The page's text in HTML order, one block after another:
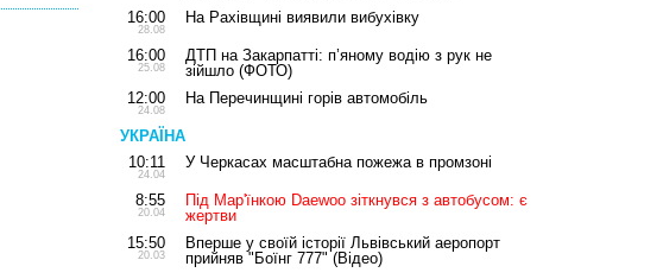
16:00
28.08
На Рахівщині виявили вибухівку
16:00
25.08
ДТП на Закарпатті: п’яному водію з рук не
зійшло (ФОТО)
12:00
24.08
На Перечинщині горів автомобіль
УКРАЇНА
10:11
24.04
У Черкасах масштабна пожежа в промзоні
8:55
20.04
Під Мар'їнкою Daewoo зіткнувся з автобусом: є
жертви
15:50
20.03
Вперше у своїй історії Львівський аеропорт
прийняв "Боїнг 777" (Відео)